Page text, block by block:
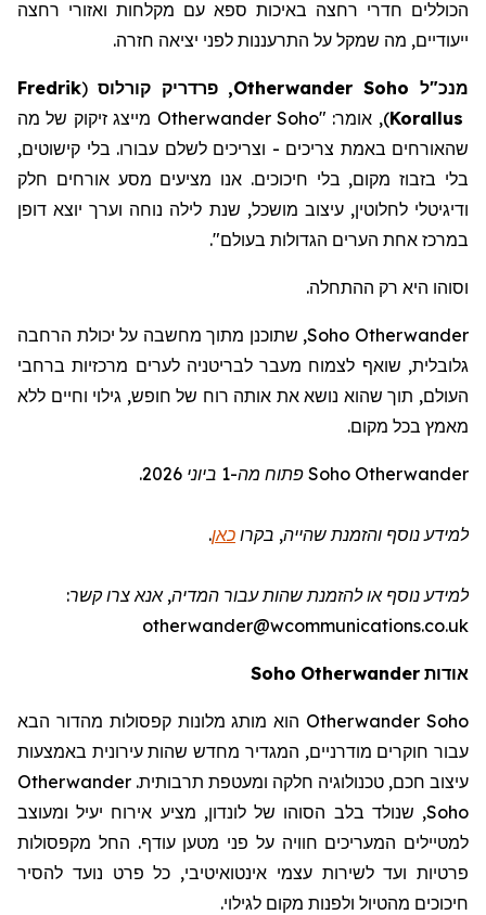
הכוללים חדרי רחצה באיכות ספא עם מקלחות ואזורי רחצה
ייעודיים, מה שמקל על התרעננות לפני יציאה חזרה.
מנכ"ל Otherwander Soho , פרדריקקורלוס (
Fredrik
Korallus
), אומר: "Otherwander Soho מייצג זיקוק של מה
שהאורחים באמת צריכים - וצריכים לשלם עבורו. בלי קישוטים,
בלי בזבוז מקום, בלי חיכוכים. אנו מציעים מסע אורחים חלק
ודיגיטלי לחלוטין, עיצוב מושכל, שנת לילה נוחה וערך יוצא דופן
במרכז אחת הערים הגדולות בעולם".
וסוהו היא רק ההתחלה.
Otherwander
Soho, שתוכנן מתוך מחשבה על יכולת הרחבה
גלובלית, שואף לצמוח מעבר לבריטניה לערים מרכזיות ברחבי
העולם, תוך שהוא נושא את אותה רוח של חופש, גילוי וחיים ללא
מאמץ בכל מקום.
Otherwander
Soho פתוח מה-1 ביוני 2026.
למידע נוסף והזמנת שהייה, בקרו כאן.
למידע נוסף או להזמנת שהותעבור המדיה, אנא צרו קשר:
otherwander@wcommunications.co.uk
אודות Otherwander
Soho
Otherwander Soho הוא מותג מלונות קפסולות מהדור הבא
עבור חוקרים מודרניים, המגדיר מחדש שהות עירונית באמצעות
עיצוב חכם, טכנולוגיה חלקה ומעטפת תרבותית. Otherwander
Soho, שנולד בלב הסוהו של לונדון, מציע אירוח יעיל ומעוצב
למטיילים המעריכים חוויה על פני מטען עודף. החל מקפסולות
פרטיות ועד לשירות עצמי אינטואיטיבי, כל פרט נועד להסיר
חיכוכים מהטיול ולפנות מקום לגילוי.